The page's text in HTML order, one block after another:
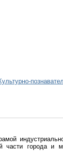
части города и